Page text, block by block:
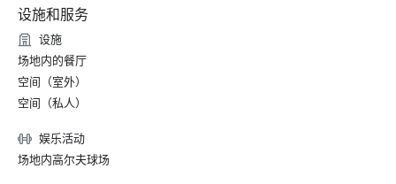
设施和服务
设施
场地内的餐厅
空间（室外）
空间（私人）
娱乐活动
场地内高尔夫球场